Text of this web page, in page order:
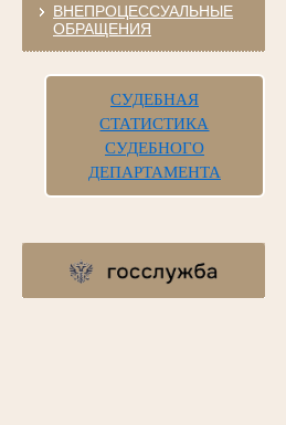
ВНЕПРОЦЕССУАЛЬНЫЕ
ОБРАЩЕНИЯ
СУДЕБНАЯ
СТАТИСТИКА
СУДЕБНОГО
ДЕПАРТАМЕНТА